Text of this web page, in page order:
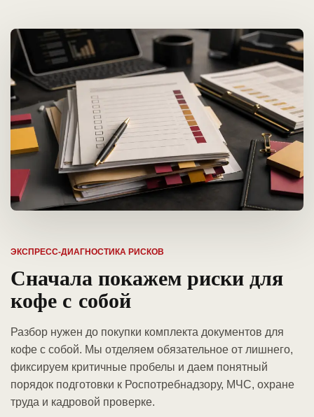
ЭКСПРЕСС-ДИАГНОСТИКА РИСКОВ
Сначала покажем риски для
кофе с собой
Разбор нужен до покупки комплекта документов для
кофе с собой. Мы отделяем обязательное от лишнего,
фиксируем критичные пробелы и даем понятный
порядок подготовки к Роспотребнадзору, МЧС, охране
труда и кадровой проверке.